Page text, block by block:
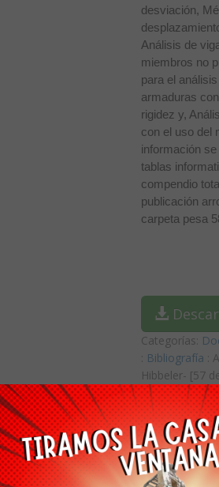
desviación,
Análisis de
miembros no
para el
armaduras
rigidez y,
con el uso del
información
tablas
compendio
publicación
carpeta pesa
Categorías:
Bibliografía :
Hibbeler- [57
Comentarios